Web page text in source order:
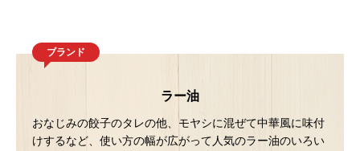
ブランド
ラー油
おなじみの餃子のタレの他、モヤシに混ぜて中華風に味付
けするなど、使い方の幅が広がって人気のラー油のいろい